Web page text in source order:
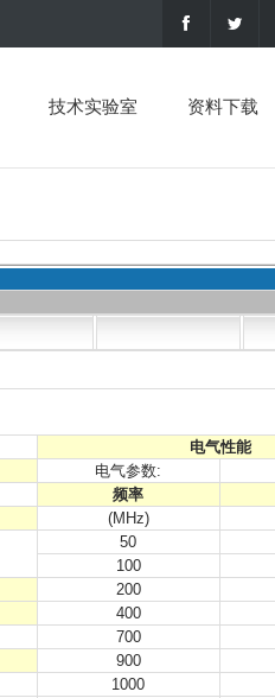
技术实验室 资料下载
电气性能
电气参数:
频率
(MHz)
50
100
200
400
700
900
1000